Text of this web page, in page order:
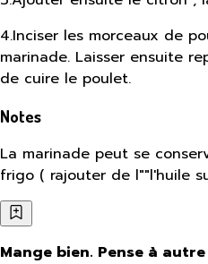
4.Inciser les morceaux de
marinade. Laisser ensuite
de cuire le poulet.
Notes
La marinade peut se
frigo ( rajouter de l""l'huile
Mange bien. Pense à autre